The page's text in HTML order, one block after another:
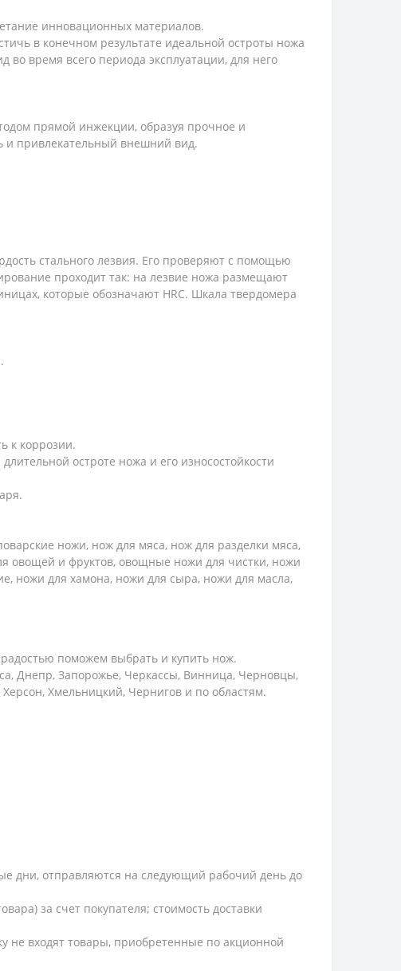
инновационных материалов.
в конечном результате идеальной остроты ножа
время всего периода эксплуатации, для него
прямой инжекции, образуя прочное и
и привлекательный внешний вид.
стального лезвия. Его проверяют с помощью
проходит так: на лезвие ножа размещают
которые обозначают HRC. Шкала твердомера
к коррозии.
остроте ножа и его износостойкости
ножи, нож для мяса, нож для разделки мяса,
овощей и фруктов, овощные ножи для чистки, ножи
ножи для хамона, ножи для сыра, ножи для масла,
поможем выбрать и купить нож.
Днепр, Запорожье, Черкассы, Винница, Черновцы,
Хмельницкий, Чернигов и по областям.
дни, отправляются на следующий рабочий день до
за счет покупателя; стоимость доставки
не входят товары, приобретенные по акционной